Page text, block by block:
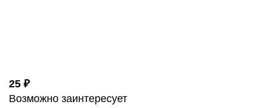
25 ₽
Возможно заинтересует